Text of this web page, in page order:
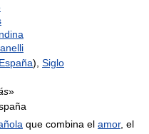
España), Siglo
»
que combina el amor, el